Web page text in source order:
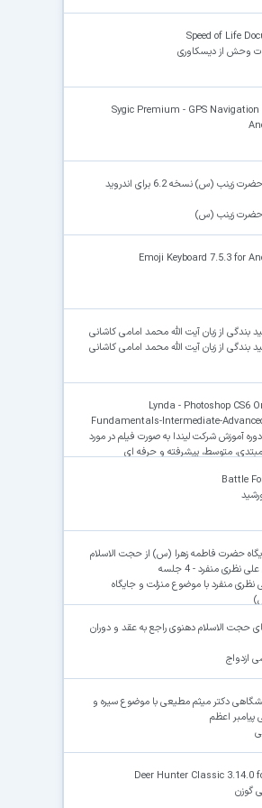
Speed of Life
وحش از دیسکاوری
Sygic Premium - GPS
زندگی نامه حضرت زینب (س) نسخه 6.2 برای اندروید
حضرت زینب (س)
Emoji Keyboard 7.5.3 for
بندگی از زبان آیت الله محمد امامی کاشانی
بندگی از زبان آیت الله محمد امامی کاشانی
Lynda - Photoshop CS6
Fundamentals-Intermediate-
4 دوره آموزش شرکت لیندا به صورت فیلم در مورد
متوسط، پیشرفته و حرفه ای
Battle
حضرت فاطمه زهرا (س) از حجت الاسلام
نظری منفرد - 4 جلسه
نظری منفرد با موضوع منزلت و جایگاه
حجت الاسلام دهنوی راجع به عقد و دوران
دکتر میثم مطیعی با موضوع سیره و
اعظم
Deer Hunter Classic 3.14.0